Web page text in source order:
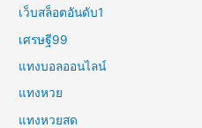
เว็บสล็อตอันดับ1
เศรษฐี99
แทงบอลออนไลน์
แทงหวย
แทงหวยสด